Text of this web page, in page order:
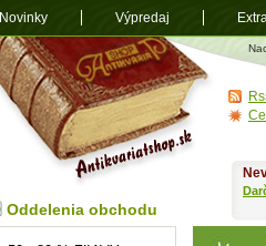
shop.sk
Oddelenia obchodu
Novinky Výpredaj